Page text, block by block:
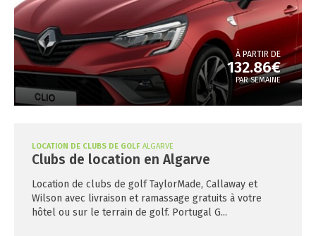
À PARTIR DE
132.86€
PAR SEMAINE
LOCATION DE CLUBS DE GOLF ALGARVE
Clubs de location en Algarve
Location de clubs de golf TaylorMade, Callaway et
Wilson avec livraison et ramassage gratuits à votre
hôtel ou sur le terrain de golf. Portugal G...